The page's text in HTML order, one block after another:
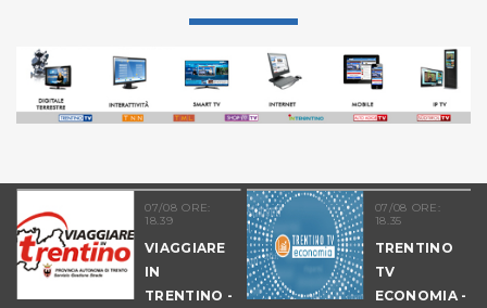
07/08 ORE:
18.39
VIAGGIARE
IN
TRENTINO -
07/08 ORE:
18.35
TRENTINO
TV
ECONOMIA -